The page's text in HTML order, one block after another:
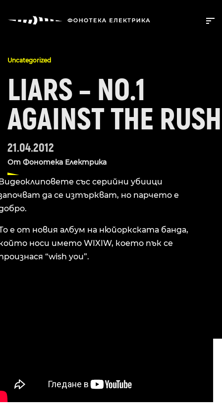
Uncategorized
LIARS – NO.1
AGAINST THE RUSH
21.04.2012
От Фонотека Електрика
със серийни убиици
да се изтъркват, но парчето е
е от новия албум на нюйоркската банда,
носи името WIXIW, което пък се
“wish you”.